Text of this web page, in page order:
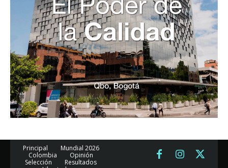
Principal
Mundial 2026
Colombia
Opinión
Selección
Resultados